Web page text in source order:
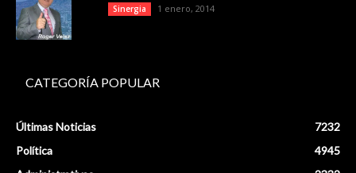
Sinergia 1 enero, 2014
CATEGORÍA POPULAR
Últimas Noticias
7232
Política
4945